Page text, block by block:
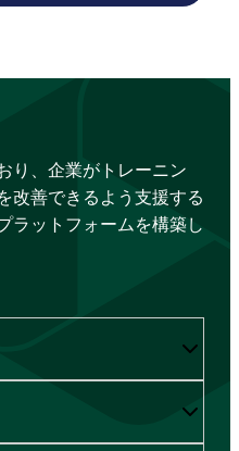
り、企業がトレーニン
改善できるよう支援する
ラットフォームを構築し